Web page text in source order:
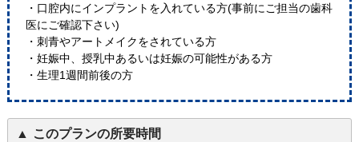
・口腔内にインプラントを入れている方(事前にご担当の歯科
医にご確認下さい)
・刺青やアートメイクをされている方
・妊娠中、授乳中あるいは妊娠の可能性がある方
・生理1週間前後の方
このプランの所要時間